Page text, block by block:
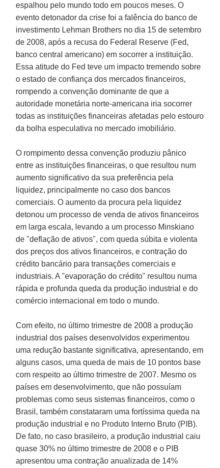
espalhou pelo mundo todo em poucos meses. O
evento detonador da crise foi a falência do banco de
investimento Lehman Brothers no dia 15 de setembro
de 2008, após a recusa do Federal Reserve (Fed,
banco central americano) em socorrer a instituição.
Essa atitude do Fed teve um impacto tremendo sobre
o estado de confiança dos mercados financeiros,
rompendo a convenção dominante de que a
autoridade monetária norte-americana iria socorrer
todas as instituições financeiras afetadas pelo estouro
da bolha especulativa no mercado imobiliário.
O rompimento dessa convenção produziu pânico
entre as instituições financeiras, o que resultou num
aumento significativo da sua preferência pela
liquidez, principalmente no caso dos bancos
comerciais. O aumento da procura pela liquidez
detonou um processo de venda de ativos financeiros
em larga escala, levando a um processo Minskiano
de "deflação de ativos", com queda súbita e violenta
dos preços dos ativos financeiros, e contração do
crédito bancário para transações comerciais e
industriais. A "evaporação do crédito" resultou numa
rápida e profunda queda da produção industrial e do
comércio internacional em todo o mundo.
Com efeito, no último trimestre de 2008 a produção
industrial dos países desenvolvidos experimentou
uma redução bastante significativa, apresentando, em
alguns casos, uma queda de mais de 10 pontos base
com respeito ao último trimestre de 2007. Mesmo os
países em desenvolvimento, que não possuíam
problemas como seus sistemas financeiros, como o
Brasil, também constataram uma fortíssima queda na
produção industrial e no Produto Interno Bruto (PIB).
De fato, no caso brasileiro, a produção industrial caiu
quase 30% no último trimestre de 2008 e o PIB
apresentou uma contração anualizada de 14%